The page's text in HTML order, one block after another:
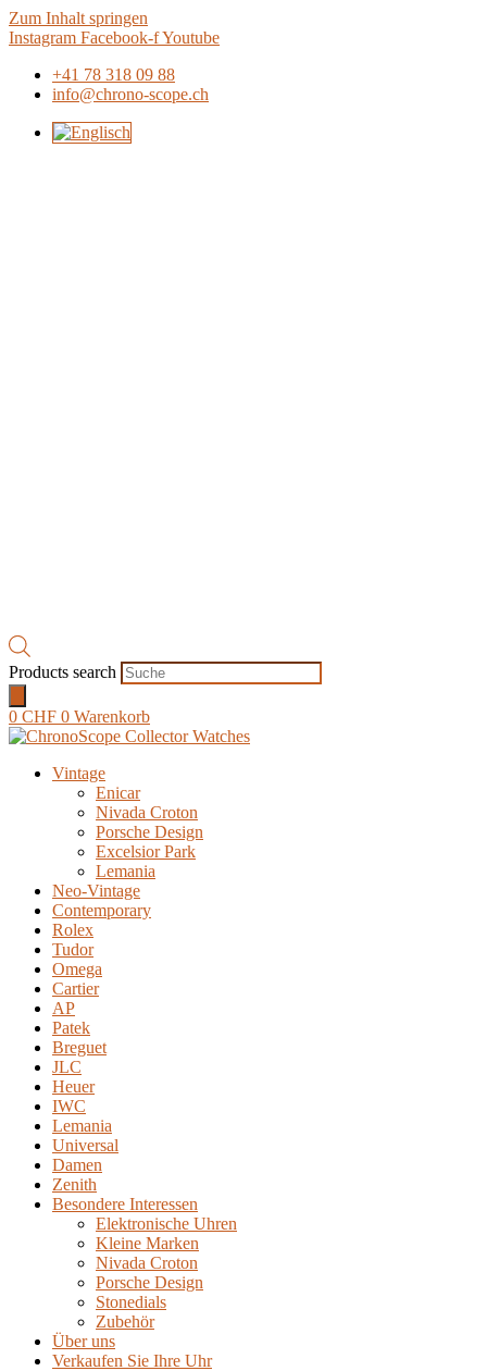
Zum Inhalt springen
Instagram Facebook-fYoutube
+41 78 318 09 88
info@chrono-scope.ch
Products search
0 CHF 0 Warenkorb
Vintage
Enicar
Nivada Croton
Porsche Design
Excelsior Park
Lemania
Neo-Vintage
Contemporary
Rolex
Tudor
Omega
Cartier
AP
Patek
Breguet
JLC
Heuer
IWC
Lemania
Universal
Damen
Zenith
Besondere Interessen
Elektronische Uhren
Kleine Marken
Nivada Croton
Porsche Design
Stonedials
Zubehör
Über uns
Verkaufen Sie Ihre Uhr